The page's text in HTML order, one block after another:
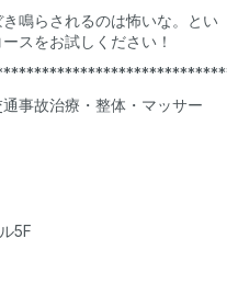
鳴らされるのは怖いな。とい
スをお試しください！
事故治療・整体・マッサー
5F